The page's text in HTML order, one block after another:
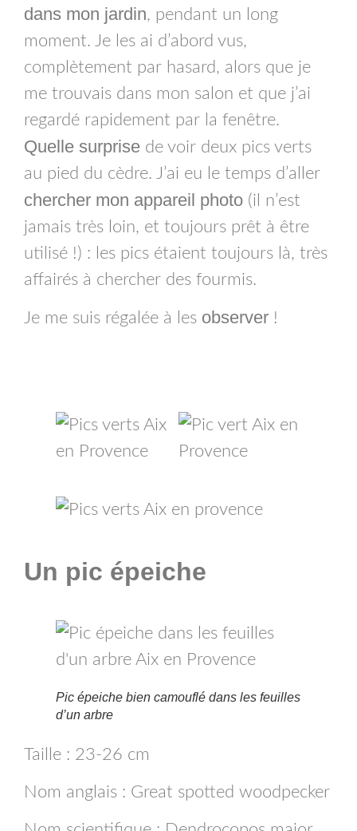
dans mon jardin, pendant un long
moment. Je les ai d’abord vus,
complètement par hasard, alors que je
me trouvais dans mon salon et que j’ai
regardé rapidement par la fenêtre.
Quelle surprise de voir deux pics verts
au pied du cèdre. J’ai eu le temps d’aller
chercher mon appareil photo (il n’est
jamais très loin, et toujours prêt à être
utilisé !) : les pics étaient toujours là, très
affairés à chercher des fourmis.
Je me suis régalée à les observer !
Un pic épeiche
Pic épeiche bien camouflé dans les feuilles
d’un arbre
Taille : 23-26 cm
Nom anglais : Great spotted woodpecker